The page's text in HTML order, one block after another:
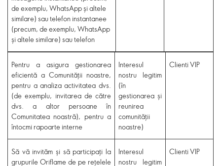
de exemplu, WhatsApp și altele
similare) sau telefon instantanee
(precum, de exemplu, WhatsApp
și altele similare) sau telefon
Pentru a asigura gestionarea
eficientă a Comunității noastre,
pentru a analiza activitatea dvs.
(de exemplu, invitarea de către
dvs. a altor persoane în
Comunitatea noastră), pentru a
întocmi rapoarte interne
Interesul
nostru legitim
(în
gestionarea și
reunirea
comunității
noastre)
Clienti VIP
Să vă invităm și să participați la
grupurile Oriflame de pe rețelele
Interesul
nostru legitim
Clienti VIP